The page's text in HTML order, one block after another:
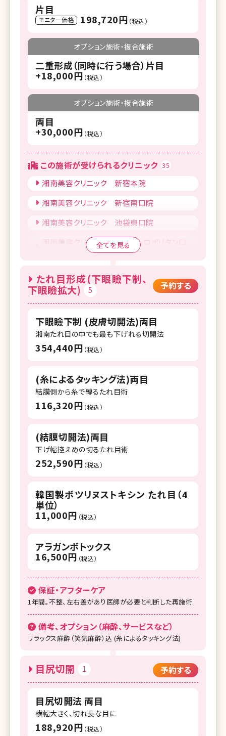
片目
モニター価格 198,720円 （税込）
オプション施術・複合施術
二重形成（同時に行う場合）片目
+18,000円 （税込）
オプション施術・複合施術
両目
+30,000円 （税込）
この施術が受けられるクリニック 35
湘南美容クリニック 新宿本院
湘南美容クリニック 新宿南口院
湘南美容クリニック 池袋東口院
湘南美容クリニック 池袋メトロポリタン口
湘南美容クリニック 錦糸町院
湘南美容クリニック 調布院
湘南美容クリニック 町田院
湘南美容クリニック 藤沢院
湘南美容クリニック 横須賀中央院
湘南美容クリニック 千葉センシティ院
湘南美容クリニック 柏院
湘南美容クリニック 流山おおたかの森院
湘南美容クリニック 宇都宮院
湘南美容クリニック 名古屋駅本院
湘南美容クリニック 浜松院
湘南美容クリニック 富山院
湘南美容クリニック 広島院
湘南美容クリニック 高松院
湘南美容クリニック 高知院
湘南美容クリニック 京都駅ビル院
湘南美容クリニック 大阪梅田本院
湘南美容クリニック 大阪あべの院
全てを見る
たれ目形成(下眼瞼下制、
下眼瞼拡大)
5 予約する
下眼瞼下制 (皮膚切開法)両目
湘南たれ目の中でも最も下げれる切開法
354,440円 （税込）
(糸によるタッキング法)両目
結膜側から糸で縛るたれ目術
116,320円 （税込）
(結膜切開法)両目
下げ幅控えめの切るたれ目術
252,590円 （税込）
韓国製ボツリヌストキシン たれ目（4
単位）
11,000円 （税込）
アラガンボトックス
16,500円 （税込）
保証・アフターケア
1年間。不整、左右差があり医師が必要と判断した再施術
備考、オプション（麻酔、サービスなど）
リラックス麻酔（笑気麻酔）込 (糸によるタッキング法)
目尻切開 1 予約する
目尻切開法 両目
横幅大きく、切れ長な目に
188,920円 （税込）